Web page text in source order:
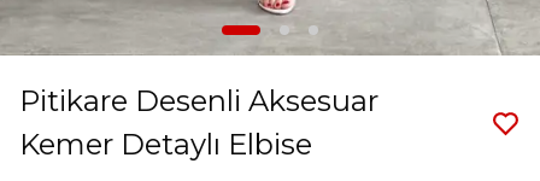
Pitikare Desenli Aksesuar
Kemer Detaylı Elbise